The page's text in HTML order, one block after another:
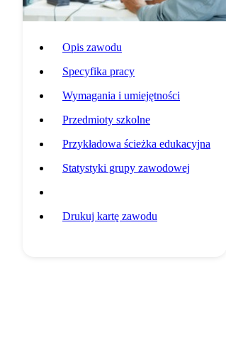
Opis zawodu
Specyfika pracy
Wymagania i umiejętności
Przedmioty szkolne
Przykładowa ścieżka edukacyjna
Statystyki grupy zawodowej
Drukuj kartę zawodu